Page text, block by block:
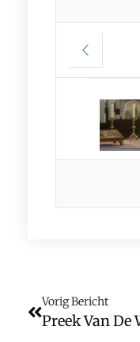
Vorig Bericht